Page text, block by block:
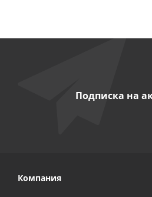
Подписка на
Компания